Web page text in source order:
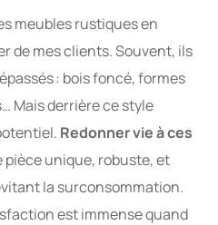
meubles rustiques en
de mes clients. Souvent, ils
: bois foncé, formes
Mais derrière ce style
Redonner vie à ces
pièce unique, robuste, et
la surconsommation.
est immense quand